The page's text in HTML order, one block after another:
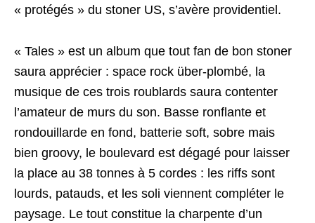
« protégés » du stoner US, s’avère providentiel.
« Tales » est un album que tout fan de bon stoner
saura apprécier : space rock über-plombé, la
musique de ces trois roublards saura contenter
l’amateur de murs du son. Basse ronflante et
rondouillarde en fond, batterie soft, sobre mais
bien groovy, le boulevard est dégagé pour laisser
la place au 38 tonnes à 5 cordes : les riffs sont
lourds, patauds, et les soli viennent compléter le
paysage. Le tout constitue la charpente d’un